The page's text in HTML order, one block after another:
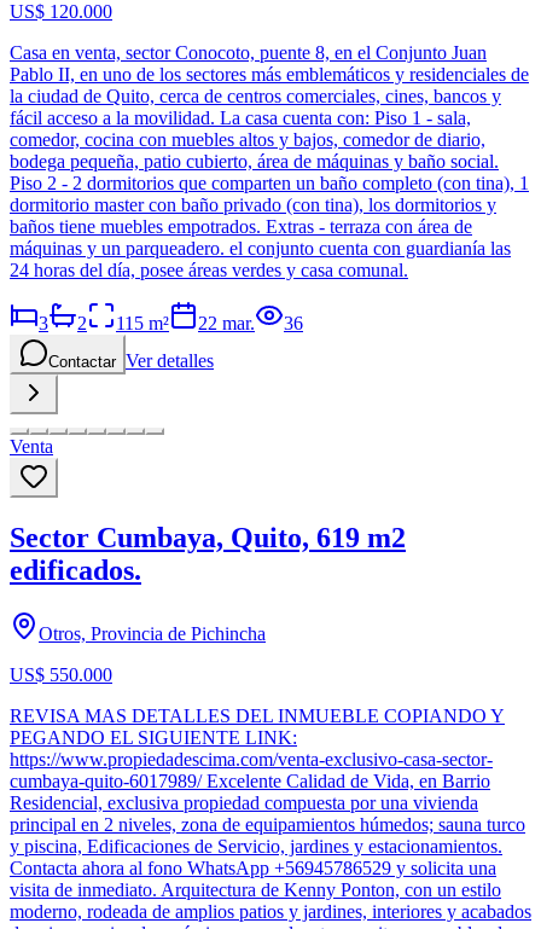
US$ 120.000
Casa en venta, sector Conocoto, puente 8, en el Conjunto Juan
Pablo II, en uno de los sectores más emblemáticos y residenciales de
la ciudad de Quito, cerca de centros comerciales, cines, bancos y
fácil acceso a la movilidad. La casa cuenta con: Piso 1 - sala,
comedor, cocina con muebles altos y bajos, comedor de diario,
bodega pequeña, patio cubierto, área de máquinas y baño social.
Piso 2 - 2 dormitorios que comparten un baño completo (con tina), 1
dormitorio master con baño privado (con tina), los dormitorios y
baños tiene muebles empotrados. Extras - terraza con área de
máquinas y un parqueadero. el conjunto cuenta con guardianía las
24 horas del día, posee áreas verdes y casa comunal.
3 2 115 m² 22 mar. 36
Contactar Ver detalles
Venta
Sector Cumbaya, Quito, 619 m2
edificados.
Otros, Provincia de Pichincha
US$ 550.000
REVISA MAS DETALLES DEL INMUEBLE COPIANDO Y
PEGANDO EL SIGUIENTE LINK:
https://www.propiedadescima.com/venta-exclusivo-casa-sector-
cumbaya-quito-6017989/ Excelente Calidad de Vida, en Barrio
Residencial, exclusiva propiedad compuesta por una vivienda
principal en 2 niveles, zona de equipamientos húmedos; sauna turco
y piscina, Edificaciones de Servicio, jardines y estacionamientos.
Contacta ahora al fono WhatsApp +56945786529 y solicita una
visita de inmediato. Arquitectura de Kenny Ponton, con un estilo
moderno, rodeada de amplios patios y jardines, interiores y acabados